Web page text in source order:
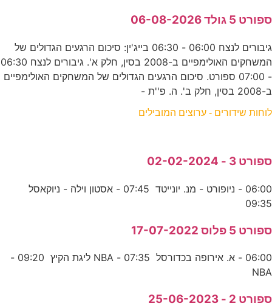
ספורט 5 גולד 06-08-2026
גיבורים לנצח 06:00 - 06:30 בייג'ין: סיכום הרגעים הגדולים של
המשחקים האולימפיים ב-2008 בסין, חלק א'. גיבורים לנצח 06:30
- 07:00 ספורט. סיכום הרגעים הגדולים של המשחקים האולימפיים
ב-2008 בסין, חלק ב'. ה. פ''ת -
לוחות שידורים - ערוצים המובילים
ספורט 3 - 02-02-2024
06:00 - ניופורט - מנ. יונייטד 07:45 - אסטון וילה - ניוקאסל
09:35
ספורט 5 פלוס 17-07-2022
06:00 - א. אירופה בכדורסל 07:35 - NBA ליגת הקיץ 09:20 -
NBA
ספורט 2 - 25-06-2023